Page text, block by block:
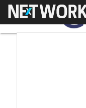
Menu